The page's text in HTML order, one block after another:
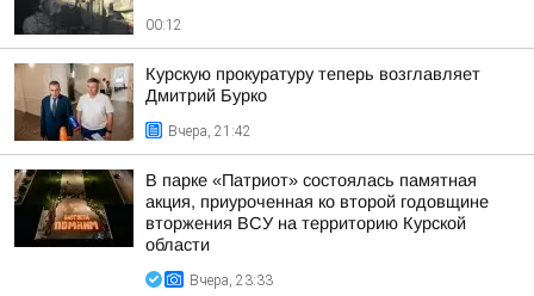
00:12
Курскую прокуратуру теперь возглавляет
Дмитрий Бурко
Вчера, 21:42
В парке «Патриот» состоялась памятная
акция, приуроченная ко второй годовщине
вторжения ВСУ на территорию Курской
области
Вчера, 23:33